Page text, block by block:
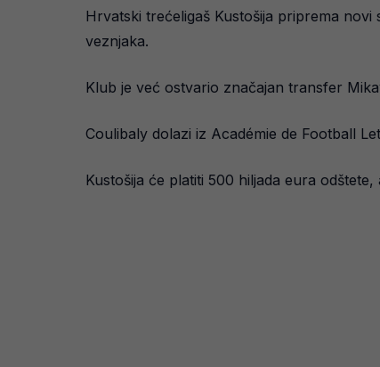
Hrvatski trećeligaš Kustošija priprema
veznjaka.
Klub je već ostvario značajan transfer
Coulibaly dolazi iz Académie de Football
Kustošija će platiti 500 hiljada eura